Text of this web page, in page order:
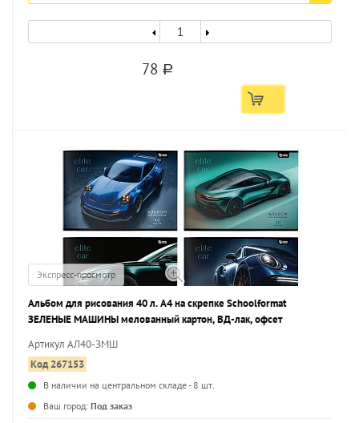
78 a
Экспресс-просмотр
Альбом для рисования 40 л. А4 на скрепке Schoolformat
ЗЕЛЕНЫЕ МАШИНЫ мелованный картон, ВД-лак, офсет
Артикул АЛ40-ЗМШ
Код 267153
В наличии на центральном складе - 8 шт.
Ваш город: Под заказ